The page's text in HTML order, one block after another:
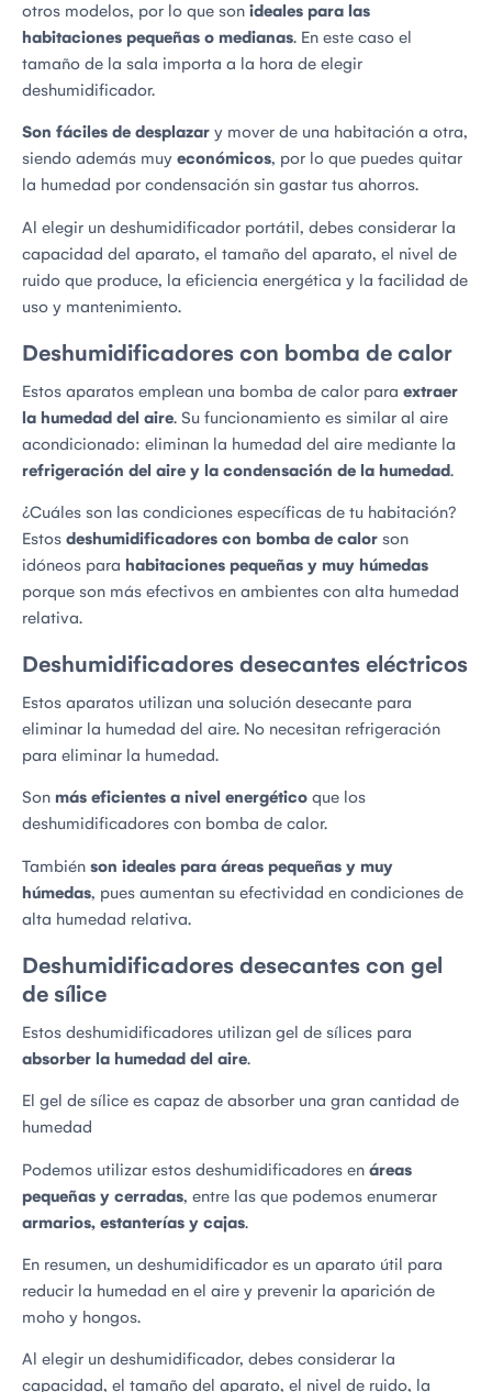
otros modelos, por lo que son ideales para las
habitaciones pequeñas o medianas. En este caso el
tamaño de la sala importa a la hora de elegir
deshumidificador.
Son fáciles de desplazar y mover de una habitación a otra,
siendo además muy económicos, por lo que puedes quitar
la humedad por condensación sin gastar tus ahorros.
Al elegir un deshumidificador portátil, debes considerar la
capacidad del aparato, el tamaño del aparato, el nivel de
ruido que produce, la eficiencia energética y la facilidad de
uso y mantenimiento.
Deshumidificadores con bomba de calor
Estos aparatos emplean una bomba de calor para extraer
la humedad del aire. Su funcionamiento es similar al aire
acondicionado: eliminan la humedad del aire mediante la
refrigeración del aire y la condensación de la humedad.
¿Cuáles son las condiciones específicas de tu habitación?
Estos deshumidificadores con bomba de calor son
idóneos para habitaciones pequeñas y muy húmedas
porque son más efectivos en ambientes con alta humedad
relativa.
Deshumidificadores desecantes eléctricos
Estos aparatos utilizan una solución desecante para
eliminar la humedad del aire. No necesitan refrigeración
para eliminar la humedad.
Son más eficientes a nivel energético que los
deshumidificadores con bomba de calor.
También son ideales para áreas pequeñas y muy
húmedas, pues aumentan su efectividad en condiciones de
alta humedad relativa.
Deshumidificadores desecantes con gel
de sílice
Estos deshumidificadores utilizan gel de sílices para
absorber la humedad del aire.
El gel de sílice es capaz de absorber una gran cantidad de
humedad
Podemos utilizar estos deshumidificadores en áreas
pequeñas y cerradas, entre las que podemos enumerar
armarios, estanterías y cajas.
En resumen, un deshumidificador es un aparato útil para
reducir la humedad en el aire y prevenir la aparición de
moho y hongos.
Al elegir un deshumidificador, debes considerar la
capacidad, el tamaño del aparato, el nivel de ruido, la